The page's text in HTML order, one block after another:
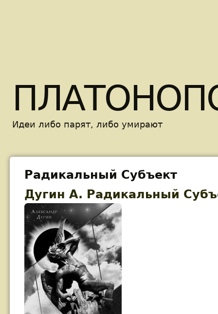
Идеи либо парят, либо умирают
Радикальный Субъект
Дугин А. Радикальный